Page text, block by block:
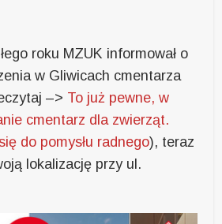
roku MZUK informował o
w Gliwicach cmentarza
–> To już pewne, w
cmentarz dla zwierząt.
do pomysłu radnego), teraz
lokalizację przy ul.